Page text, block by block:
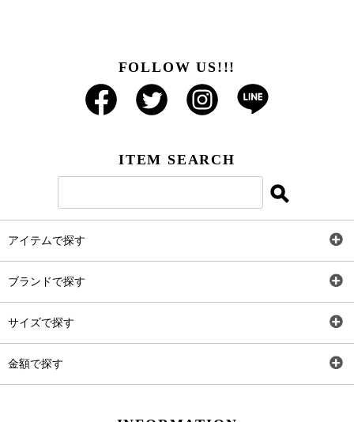
FOLLOW US!!!
ITEM SEARCH
アイテムで探す
ブランドで探す
サイズで探す
金額で探す